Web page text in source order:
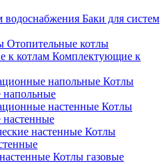
Баки для систем
Отопительные котлы
Комплектующие к
Котлы
напольные
Котлы
Котлы
Котлы газовые